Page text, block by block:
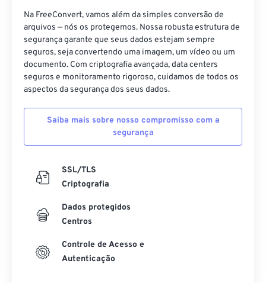
Na FreeConvert, vamos além da simples conversão de
arquivos — nós os protegemos. Nossa robusta estrutura de
segurança garante que seus dados estejam sempre
seguros, seja convertendo uma imagem, um vídeo ou um
documento. Com criptografia avançada, data centers
seguros e monitoramento rigoroso, cuidamos de todos os
aspectos da segurança dos seus dados.
Saiba mais sobre nosso compromisso com a
segurança
SSL/TLS
Criptografia
Dados protegidos
Centros
Controle de Acesso e
Autenticação